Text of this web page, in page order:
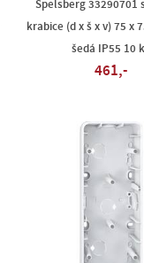
Spelsberg 33290701
krabice (d x š x v) 75 x
šedá IP55 10
461,-